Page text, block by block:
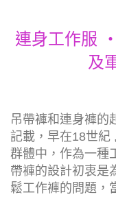
連身工作服
及
吊帶褲和連身褲的
記載，早在18世紀
群體中，作為一種
帶褲的設計初衷是
鬆工作褲的問題，